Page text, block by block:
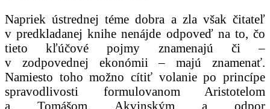
Napriek ústrednej téme dobra a zla však čitateľ
v predkladanej knihe nenájde odpoveď na to, čo
tieto kľúčové pojmy znamenajú či –
v zodpovednej ekonómii – majú znamenať.
Namiesto toho možno cítiť volanie po princípe
spravodlivosti formulovanom Aristotelom
a Tomášom Akvinským a odpor